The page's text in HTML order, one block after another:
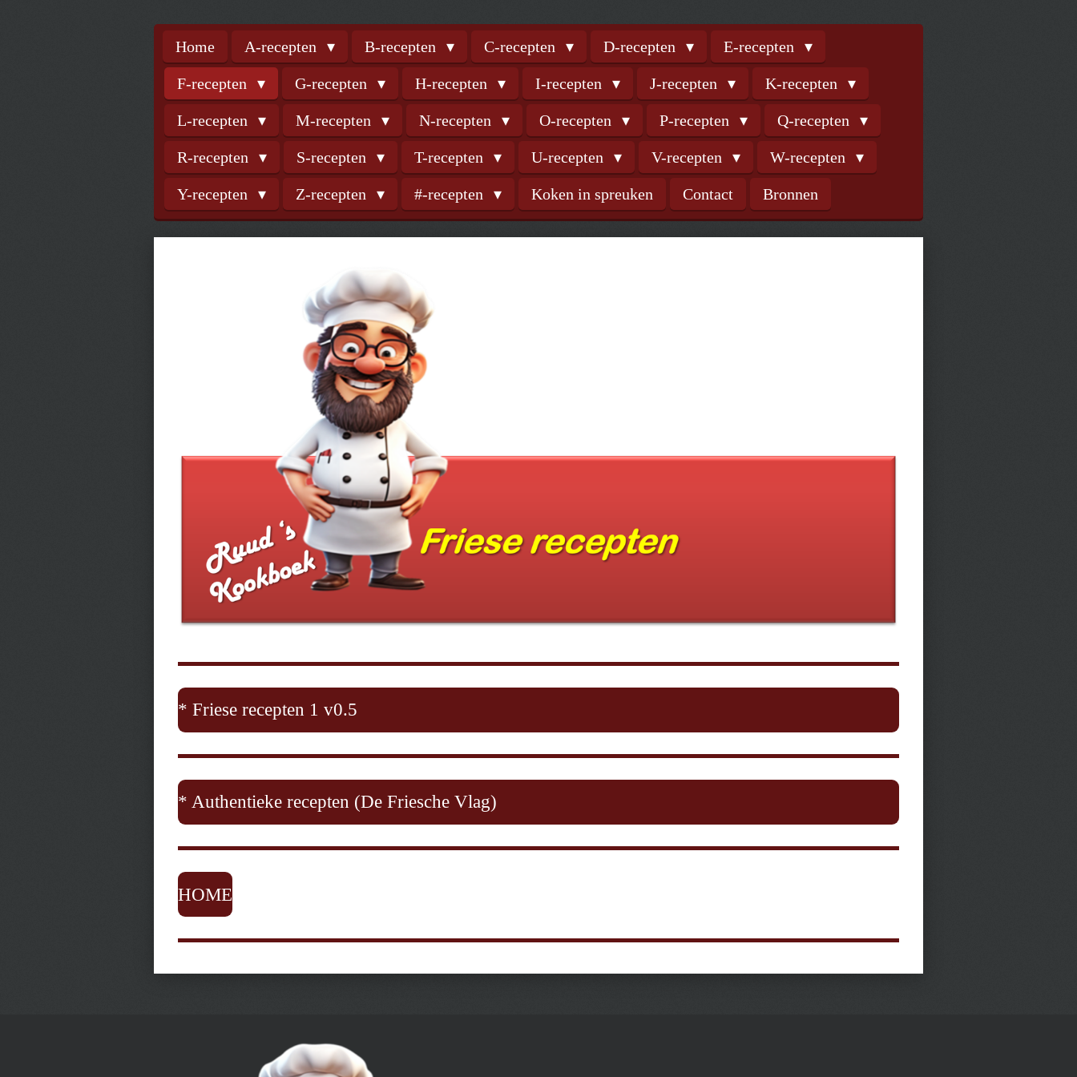
Home A-recepten B-recepten C-recepten D-recepten E-recepten
F-recepten G-recepten H-recepten I-recepten J-recepten K-recepten
L-recepten M-recepten N-recepten O-recepten P-recepten Q-recepten
R-recepten S-recepten T-recepten U-recepten V-recepten W-recepten
Y-recepten Z-recepten #-recepten Koken in spreuken Contact Bronnen
* Friese recepten 1 v0.5
* Authentieke recepten (De Friesche Vlag)
HOME